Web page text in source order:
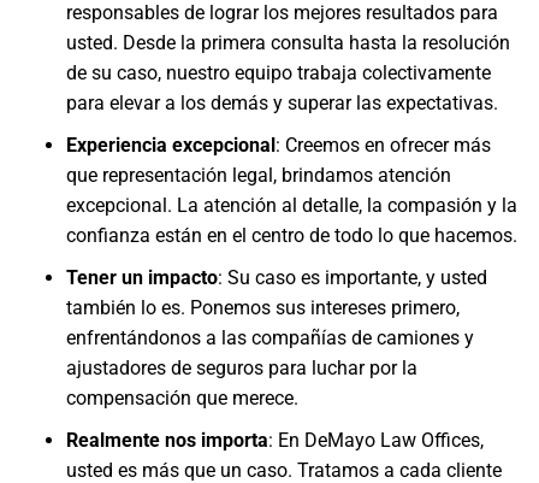
responsables de lograr los mejores resultados para
usted. Desde la primera consulta hasta la resolución
de su caso, nuestro equipo trabaja colectivamente
para elevar a los demás y superar las expectativas.
Experiencia excepcional: Creemos en ofrecer más
que representación legal, brindamos atención
excepcional. La atención al detalle, la compasión y la
confianza están en el centro de todo lo que hacemos.
Tener un impacto: Su caso es importante, y usted
también lo es. Ponemos sus intereses primero,
enfrentándonos a las compañías de camiones y
ajustadores de seguros para luchar por la
compensación que merece.
Realmente nos importa: En DeMayo Law Offices,
usted es más que un caso. Tratamos a cada cliente